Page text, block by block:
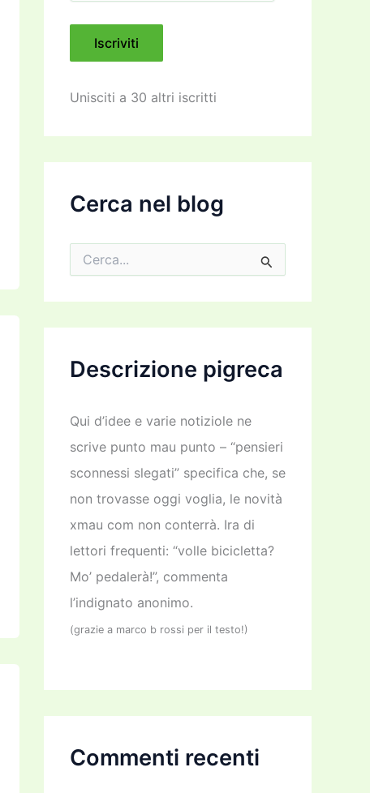
i
i
z
o
m
Iscriviti
Unisciti a 30 altri iscritti
Cerca nel blog
c
:
Descrizione pigreca
Qui d’idee e varie notiziole ne
scrive punto mau punto – “pensieri
sconnessi slegati” specifica che, se
non trovasse oggi voglia, le novità
xmau com non conterrà. Ira di
lettori frequenti: “volle bicicletta?
Mo’ pedalerà!”, commenta
l’indignato anonimo.
(grazie a marco b rossi per il testo!)
Commenti recenti